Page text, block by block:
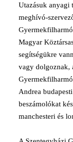
Utazásuk anyagi
meghívó-
Magyar
segítségükre
vagy dolgoznak,
Andrea
beszámolókat
manchesteri és